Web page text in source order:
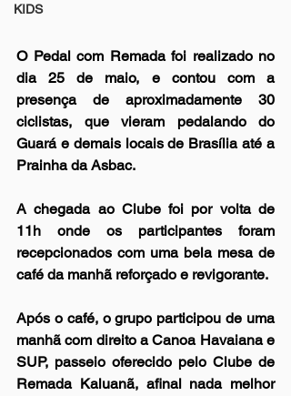
KIDS
O Pedal com Remada foi realizado no
dia 25 de maio, e contou com a
presença de aproximadamente 30
ciclistas, que vieram pedalando do
Guará e demais locais de Brasília até a
Prainha da Asbac.
A chegada ao Clube foi por volta de
11h onde os participantes foram
recepcionados com uma bela mesa de
café da manhã reforçado e revigorante.
Após o café, o grupo participou de uma
manhã com direito a Canoa Havaiana e
SUP, passeio oferecido pelo Clube de
Remada Kaluanã, afinal nada melhor